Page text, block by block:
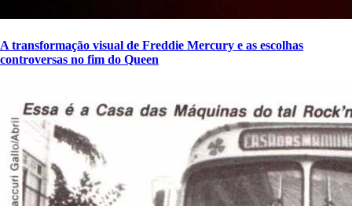
A transformação visual de Freddie Mercury e as escolhas
controversas no fim do Queen